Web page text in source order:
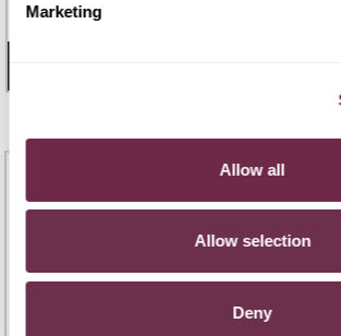
Marketing
Allow all
Allow selection
Deny
48 mesi |100.000 Km